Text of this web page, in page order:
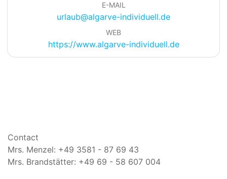
E-MAIL
urlaub@algarve-individuell.de
WEB
https://www.algarve-individuell.de
Contact
Mrs. Menzel: +49 3581 - 87 69 43
Mrs. Brandstätter: +49 69 - 58 607 004